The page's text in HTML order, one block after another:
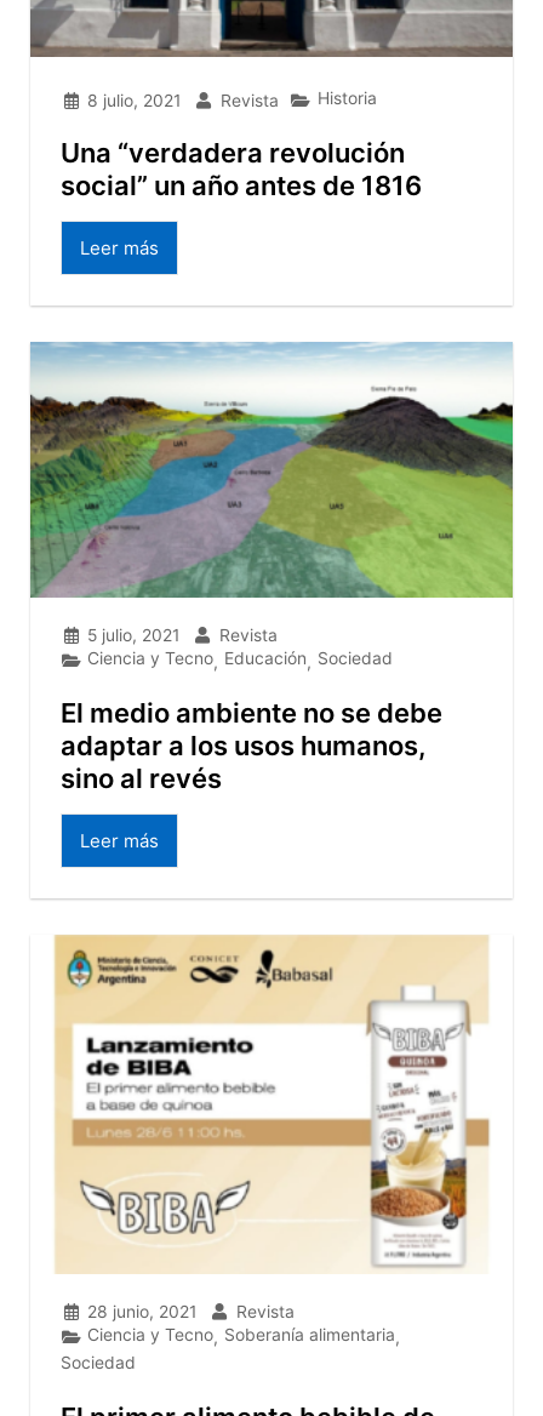
8 julio, 2021 Revista Historia
Una “verdadera revolución
social” un año antes de 1816
Leer más
5 julio, 2021
Revista
Ciencia y Tecno, Educación, Sociedad
El medio ambiente no se debe
adaptar a los usos humanos,
sino al revés
Leer más
28 junio, 2021
Revista
Ciencia y Tecno, Soberanía alimentaria,
Sociedad